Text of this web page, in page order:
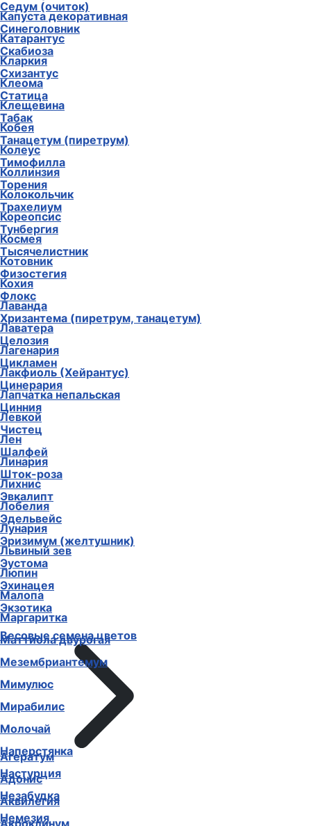
Седум (очиток)
Синеголовник
Скабиоза
Схизантус
Статица
Табак
Танацетум (пиретрум)
Тимофилла
Торения
Трахелиум
Тунбергия
Тысячелистник
Физостегия
Флокс
Хризантема (пиретрум, танацетум)
Целозия
Цикламен
Цинерария
Цинния
Чистец
Шалфей
Шток-роза
Эвкалипт
Эдельвейс
Эризимум (желтушник)
Эустома
Эхинацея
Экзотика
Весовые семена цветов
Агератум
Адонис
Аквилегия
Акроклинум
Капуста декоративная
Катарантус
Кларкия
Клеома
Клещевина
Кобея
Колеус
Коллинзия
Колокольчик
Кореопсис
Космея
Котовник
Кохия
Лаванда
Лаватера
Лагенария
Лакфиоль (Хейрантус)
Лапчатка непальская
Левкой
Лен
Линария
Лихнис
Лобелия
Лунария
Львиный зев
Люпин
Малопа
Маргаритка
Маттиола двурогая
Мезембриантемум
Мимулюс
Мирабилис
Молочай
Наперстянка
Настурция
Незабудка
Немезия